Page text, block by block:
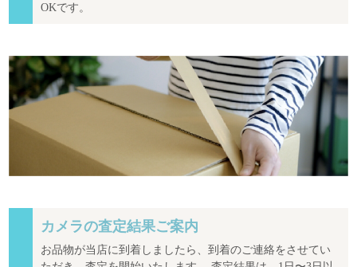
OKです。
カメラの査定結果ご案内
お品物が当店に到着しましたら、到着のご連絡をさせてい